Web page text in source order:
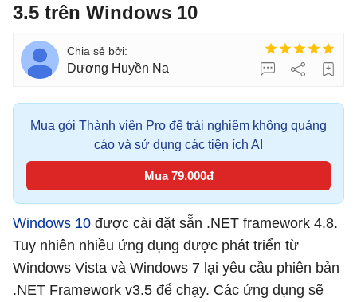
3.5 trên Windows 10
Dương Huyền Na
Mua gói Thành viên Pro để trải nghiệm không quảng
cáo và sử dụng các tiện ích AI
Mua 79.000đ
Windows 10 được cài đặt sẵn .NET framework 4.8.
Tuy nhiên nhiều ứng dụng được phát triển từ
Windows Vista và Windows 7 lại yêu cầu phiên bản
.NET Framework v3.5 để chạy. Các ứng dụng sẽ